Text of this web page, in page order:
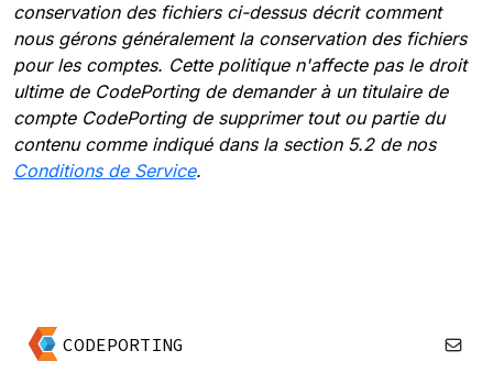
conservation des fichiers ci-dessus décrit comment
nous gérons généralement la conservation des fichiers
pour les comptes. Cette politique n'affecte pas le droit
ultime de CodePorting de demander à un titulaire de
compte CodePorting de supprimer tout ou partie du
contenu comme indiqué dans la section 5.2 de nos
Conditions de Service.
CODEPORTING